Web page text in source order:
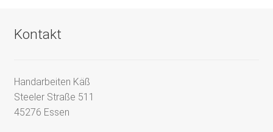
Kontakt
Handarbeiten Käß
Steeler Straße 511
45276 Essen